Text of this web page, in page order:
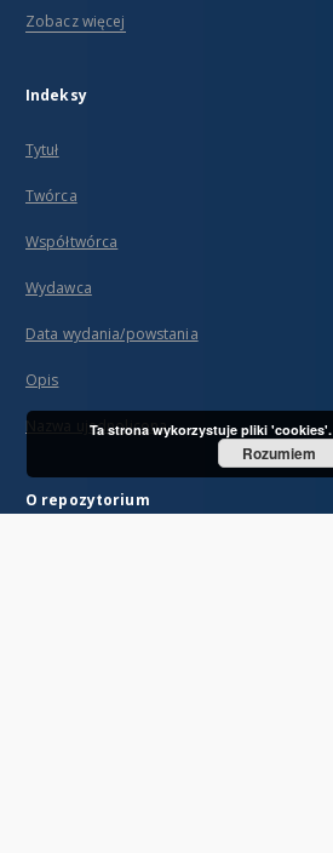
Zobacz więcej
Indeksy
Tytuł
Twórca
Współtwórca
Wydawca
Data wydania/powstania
Opis
Nazwa ujednolicona
O repozytorium
Ta strona wykorzystuje pliki 'cookies'.
Rozumiem